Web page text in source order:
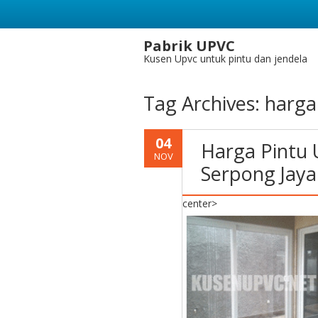
Pabrik UPVC
Kusen Upvc untuk pintu dan jendela
Tag Archives:
04
NOV
Harga Pintu
Serpong
center>